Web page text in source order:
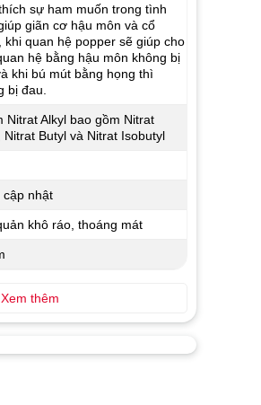
sự ham muốn trong tình
giãn cơ hậu môn và cổ
khi quan hệ popper sẽ giúp cho
hệ bằng hậu môn không bị
khi bú mút bằng họng thì
bị đau.
Nitrat Alkyl bao gồm Nitrat
Nitrat Butyl và Nitrat Isobutyl
nhật
khô ráo, thoáng mát
Xem thêm